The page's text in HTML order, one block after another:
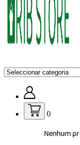
Loja de vestuário
0
Nenhum